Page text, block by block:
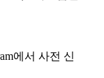
에서 사전 신